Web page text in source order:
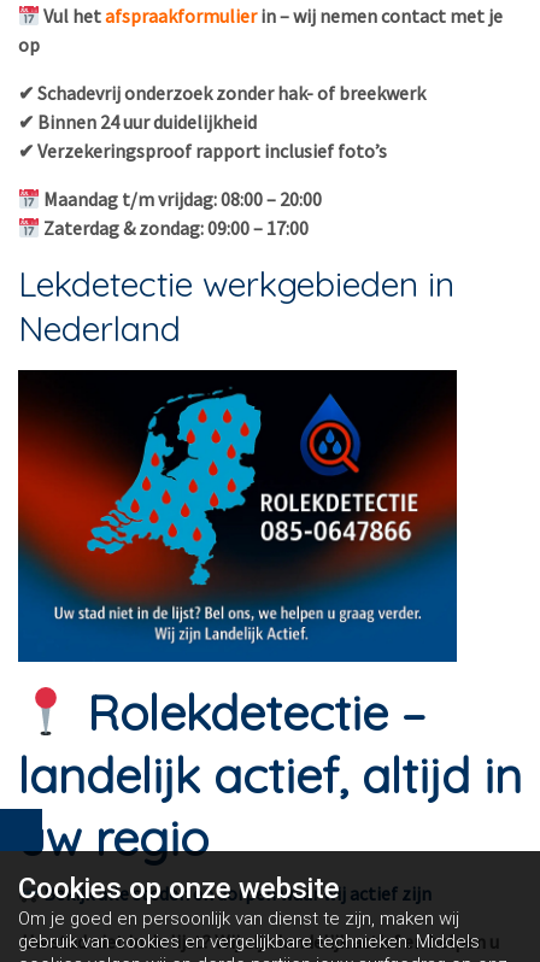
Vul hetafspraakformulierin – wij nemen contact met je
op
✔ Schadevrij onderzoek zonder hak- of breekwerk
✔ Binnen 24 uur duidelijkheid
✔ Verzekeringsproof rapport inclusief foto’s
Maandag t/m vrijdag: 08:00 – 20:00
Zaterdag & zondag: 09:00 – 17:00
Lekdetectie werkgebieden in
Nederland
Rolekdetectie –
landelijk actief, altijd in
uw regio
Bekijk alle steden en dorpen waar wij actief zijn
Uw stad niet in de lijst? Wij zijn landelijk actief en helpen u
Cookies oponze website
Om je goed en persoonlijk van dienst te zijn, maken wij
gebruik van cookies en vergelijkbare technieken. Middels